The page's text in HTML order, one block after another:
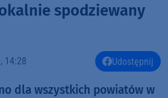
spodziewany
14:28 Udostępnij
dla wszystkich powiatów w